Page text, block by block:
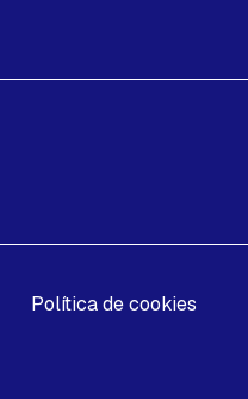
Política de cookies